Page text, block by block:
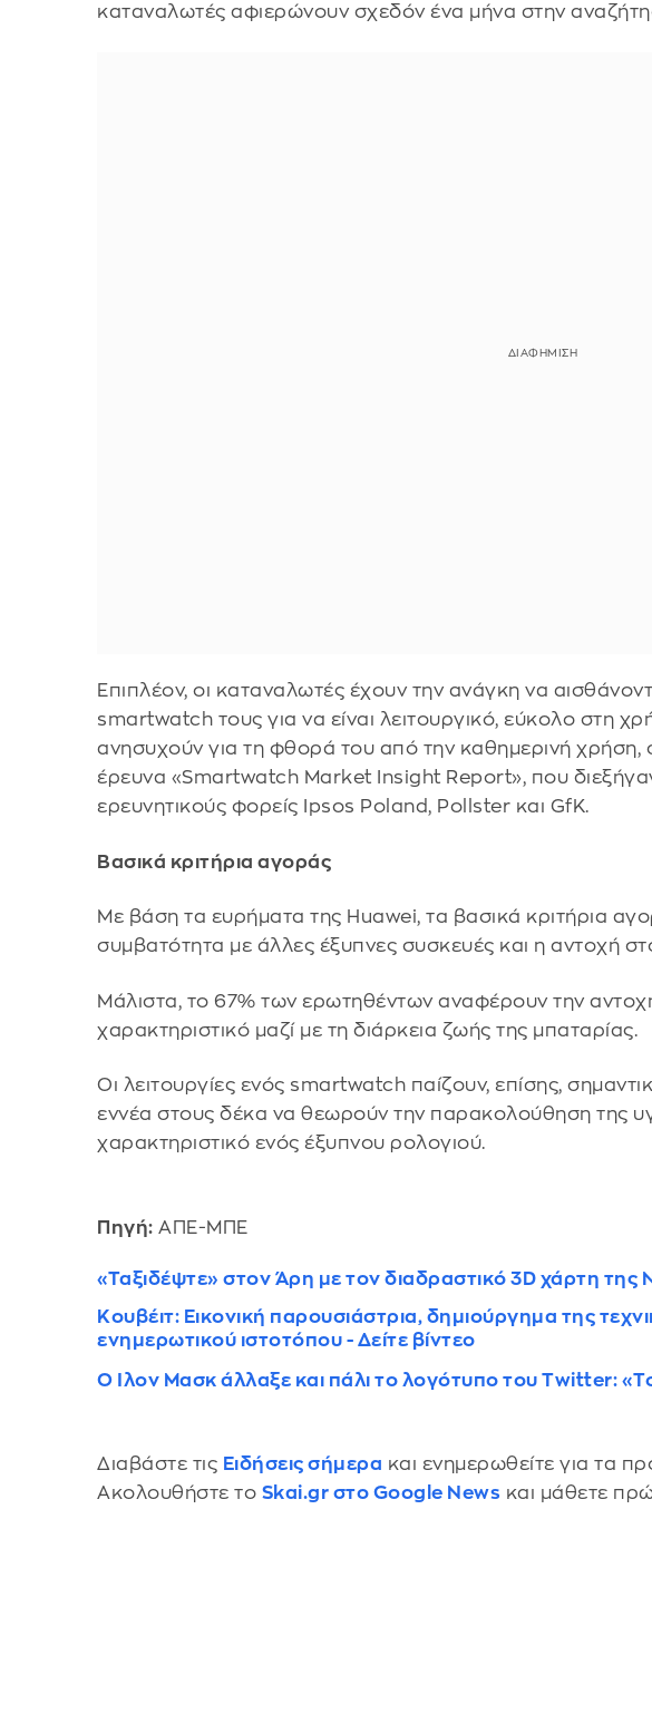
καταναλωτές αφιερώνουν σχεδόν ένα μήνα στην
Επιπλέον, οι καταναλωτές έχουν την ανάγκη να
smartwatch τους για να είναι λειτουργικό, εύκολο στη
ανησυχούν για τη φθορά του από την καθημερινή
έρευνα «Smartwatch Market Insight Report», που
ερευνητικούς φορείς Ipsos Poland, Pollster και GfK.
Βασικά κριτήρια αγοράς
Με βάση τα ευρήματα της Huawei, τα βασικά κριτήρια
συμβατότητα με άλλες έξυπνες συσκευές και η αντοχή
Μάλιστα, το 67% των ερωτηθέντων αναφέρουν την
χαρακτηριστικό μαζί με τη διάρκεια ζωής της μπαταρίας.
Οι λειτουργίες ενός smartwatch παίζουν, επίσης,
εννέα στους δέκα να θεωρούν την παρακολούθηση της
χαρακτηριστικό ενός έξυπνου ρολογιού.
Πηγή: ΑΠΕ-ΜΠΕ
«Ταξιδέψτε» στον Άρη με τον διαδραστικό 3D χάρτη της
Κουβέιτ: Eικονική παρουσιάστρια, δημιούργημα της
ενημερωτικού ιστοτόπου - Δείτε βίντεο
Ο Ιλον Μασκ άλλαξε και πάλι το λογότυπο του Twitter:
Διαβάστε τις Ειδήσεις σήμερα και ενημερωθείτε για τα
Ακολουθήστε το Skai.gr στο Google News και μάθετε